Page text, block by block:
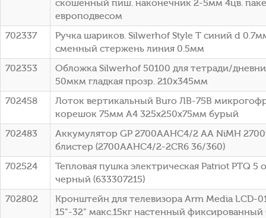
скошенный пиш. наконечник 2-5мм 4цв.
европодвесом
702337
Ручка шариков. Silwerhof Style T синий d
сменный стержень линия 0.5мм
702353
Обложка Silwerhof 50100 для тетради/
50мкм гладкая прозр. 210x345мм
702458
Лоток вертикальный Buro ЛВ-75B
корешок 75мм A4 325x250x75мм бурый
702483
Аккумулятор GP 2700AAHC4/2 AA NiMH
блистер (2700AAHC4/2-2CR6 36/360)
702524
Тепловая пушка электрическая Patriot PTQ
черный (633307215)
702802
Кронштейн для телевизора Arm Media LCD-
15"-32" макс.15кг настенный фиксированный